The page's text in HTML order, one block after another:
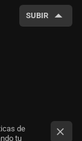
SUBIR
de
tu